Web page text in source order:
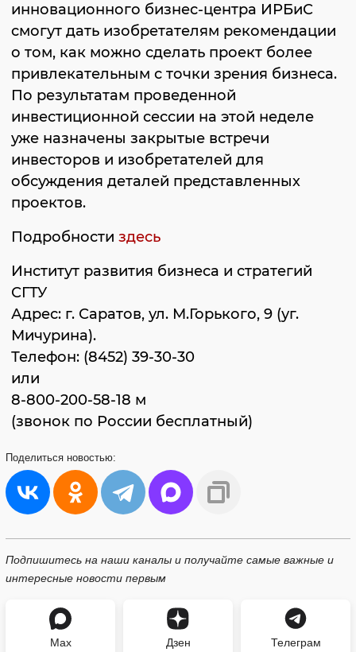
инновационного бизнес-центра ИРБиС
смогут дать изобретателям рекомендации
о том, как можно сделать проект более
привлекательным с точки зрения бизнеса.
По результатам проведенной
инвестиционной сессии на этой неделе
уже назначены закрытые встречи
инвесторов и изобретателей для
обсуждения деталей представленных
проектов.
Подробности здесь
Институт развития бизнеса и стратегий
СГТУ
Адрес: г. Саратов, ул. М.Горького, 9 (уг.
Мичурина).
Телефон: (8452) 39-30-30
или
8-800-200-58-18 м
(звонок по России бесплатный)
Поделиться новостью:
Подпишитесь на наши каналы и получайте самые важные и
интересные новости первым
Max Дзен Телеграм